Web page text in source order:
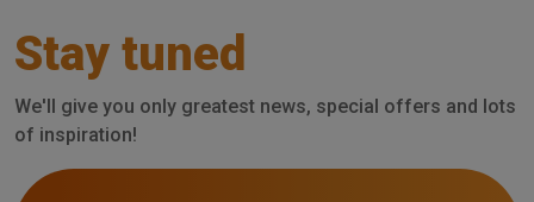
Stay tuned
We'll give you only greatest news, special offers and lots
of inspiration!